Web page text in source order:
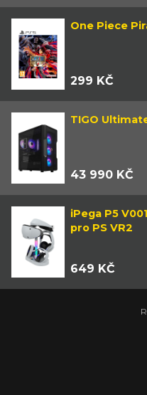
One Piece
299 KČ
TIGO
43 990 KČ
iPega P5
pro PS VR2
649 KČ